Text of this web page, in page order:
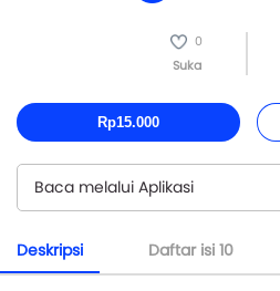
0
Suka
Rp15.000
Baca melalui Aplikasi
Deskripsi Daftar isi 10